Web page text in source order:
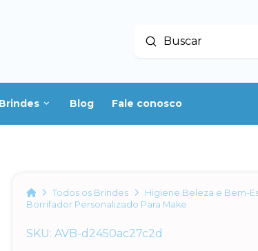
Buscar
Enviar
Blog Fale conosco
HomeTodos os Brindes
Higiene Beleza e Bem-
Borrifador Personalizado Para Make
SKU: AVB-d2450ac27c2d